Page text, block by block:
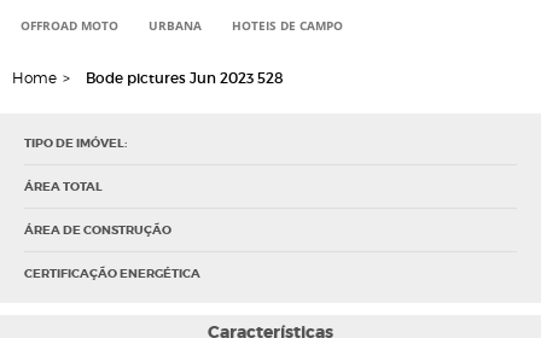
OFFROAD MOTO URBANA HOTEIS DE CAMPO
Home > Bode pictures Jun 2023 528
TIPO DE IMÓVEL:
ÁREA TOTAL
ÁREA DE CONSTRUÇÃO
CERTIFICAÇÃO ENERGÉTICA
Características